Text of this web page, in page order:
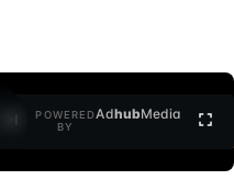
POWERED
BY
AdhubMedia